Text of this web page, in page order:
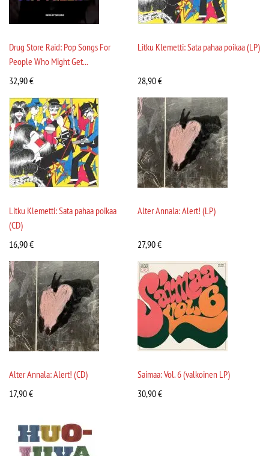
Drug Store Raid: Pop Songs For
People Who Might Get...
32,90€
Litku Klemetti: Sata pahaa poikaa (LP)
28,90€
Litku Klemetti: Sata pahaa poikaa
(CD)
16,90€
Alter Annala: Alert! (LP)
27,90€
Alter Annala: Alert! (CD)
17,90€
Saimaa: Vol. 6 (valkoinen LP)
30,90€